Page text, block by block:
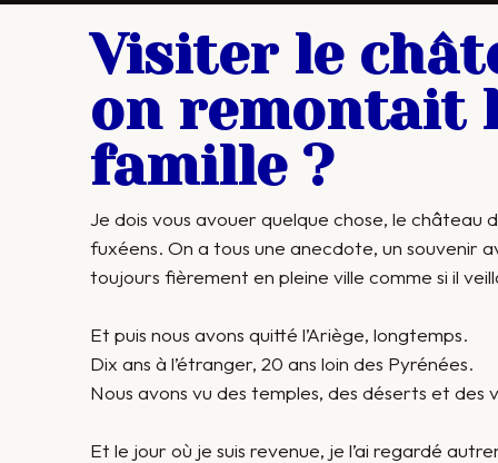
Visiter le
on remontait
famille ?
Je dois vous avouer quelque chose, le château
fuxéens. On a tous une anecdote, un souvenir
toujours fièrement en pleine ville comme si il
Et puis nous avons quitté l’Ariège, longtemps.
Dix ans à l’étranger, 20 ans loin des Pyrénées.
Nous avons vu des temples, des déserts et des
Et le jour où je suis revenue, je l’ai regardé